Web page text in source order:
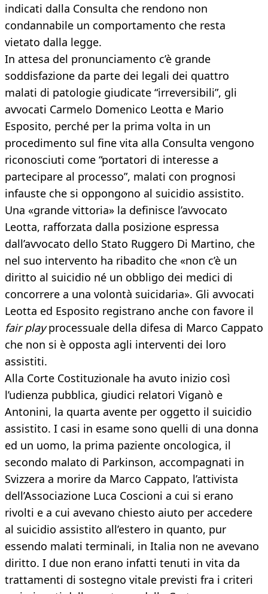
indicati dalla Consulta che rendono non
condannabile un comportamento che resta
vietato dalla legge.
In attesa del pronunciamento c’è grande
soddisfazione da parte dei legali dei quattro
malati di patologie giudicate “irreversibili”, gli
avvocati Carmelo Domenico Leotta e Mario
Esposito, perché per la prima volta in un
procedimento sul fine vita alla Consulta vengono
riconosciuti come “portatori di interesse a
partecipare al processo”, malati con prognosi
infauste che si oppongono al suicidio assistito.
Una «grande vittoria» la definisce l’avvocato
Leotta, rafforzata dalla posizione espressa
dall’avvocato dello Stato Ruggero Di Martino, che
nel suo intervento ha ribadito che «non c’è un
diritto al suicidio né un obbligo dei medici di
concorrere a una volontà suicidaria». Gli avvocati
Leotta ed Esposito registrano anche con favore il
fair playprocessuale della difesa di Marco Cappato
che non si è opposta agli interventi dei loro
assistiti.
Alla Corte Costituzionale ha avuto inizio così
l’udienza pubblica, giudici relatori Viganò e
Antonini, la quarta avente per oggetto il suicidio
assistito. I casi in esame sono quelli di una donna
ed un uomo, la prima paziente oncologica, il
secondo malato di Parkinson, accompagnati in
Svizzera a morire da Marco Cappato, l’attivista
dell’Associazione Luca Coscioni a cui si erano
rivolti e a cui avevano chiesto aiuto per accedere
al suicidio assistito all’estero in quanto, pur
essendo malati terminali, in Italia non ne avevano
diritto. I due non erano infatti tenuti in vita da
trattamenti di sostegno vitale previsti fra i criteri